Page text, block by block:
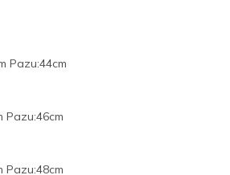
Pazu:44cm
Pazu:46cm
Pazu:48cm